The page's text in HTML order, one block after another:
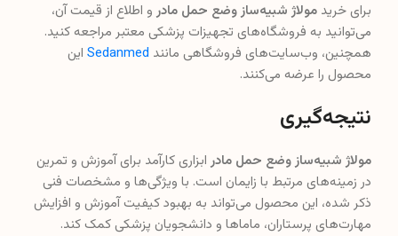
برای خرید مولاژ شبیه‌ساز وضع حمل مادرو اطلاع از قیمت آن،
می‌توانید به فروشگاه‌های تجهیزات پزشکی معتبر مراجعه کنید.
همچنین، وب‌سایت‌های فروشگاهی مانند Sedanmed این
محصول را عرضه می‌کنند.
نتیجه‌گیری
مولاژ شبیه‌ساز وضع حمل مادرابزاری کارآمد برای آموزش و تمرین
در زمینه‌های مرتبط با زایمان است. با ویژگی‌ها و مشخصات فنی
ذکر شده، این محصول می‌تواند به بهبود کیفیت آموزش و افزایش
مهارت‌های پرستاران، ماماها و دانشجویان پزشکی کمک کند.